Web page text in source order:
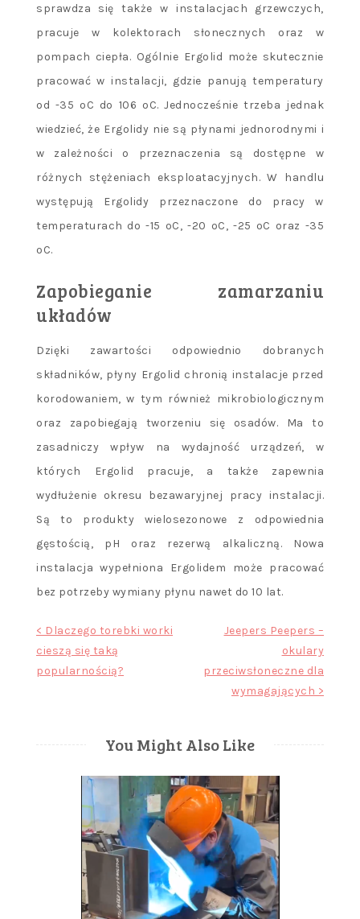
sprawdza się także w instalacjach grzewczych,
pracuje w kolektorach słonecznych oraz w
pompach ciepła. Ogólnie Ergolid może skutecznie
pracować w instalacji, gdzie panują temperatury
od -35 ºC do 106 ºC. Jednocześnie trzeba jednak
wiedzieć, że Ergolidy nie są płynami jednorodnymi i
w zależności o przeznaczenia są dostępne w
różnych stężeniach eksploatacyjnych. W handlu
występują Ergolidy przeznaczone do pracy w
temperaturach do -15 ºC, -20 ºC, -25 ºC oraz -35
ºC.
Zapobieganie zamarzaniu
układów
Dzięki zawartości odpowiednio dobranych
składników, płyny Ergolid chronią instalacje przed
korodowaniem, w tym również mikrobiologicznym
oraz zapobiegają tworzeniu się osadów. Ma to
zasadniczy wpływ na wydajność urządzeń, w
których Ergolid pracuje, a także zapewnia
wydłużenie okresu bezawaryjnej pracy instalacji.
Są to produkty wielosezonowe z odpowiednia
gęstością, pH oraz rezerwą alkaliczną. Nowa
instalacja wypełniona Ergolidem może pracować
bez potrzeby wymiany płynu nawet do 10 lat.
Nawigacja
wpisu
< Dlaczego torebki worki
cieszą się taką
popularnością?
Jeepers Peepers –
okulary
przeciwsłoneczne dla
wymagających >
You Might Also Like